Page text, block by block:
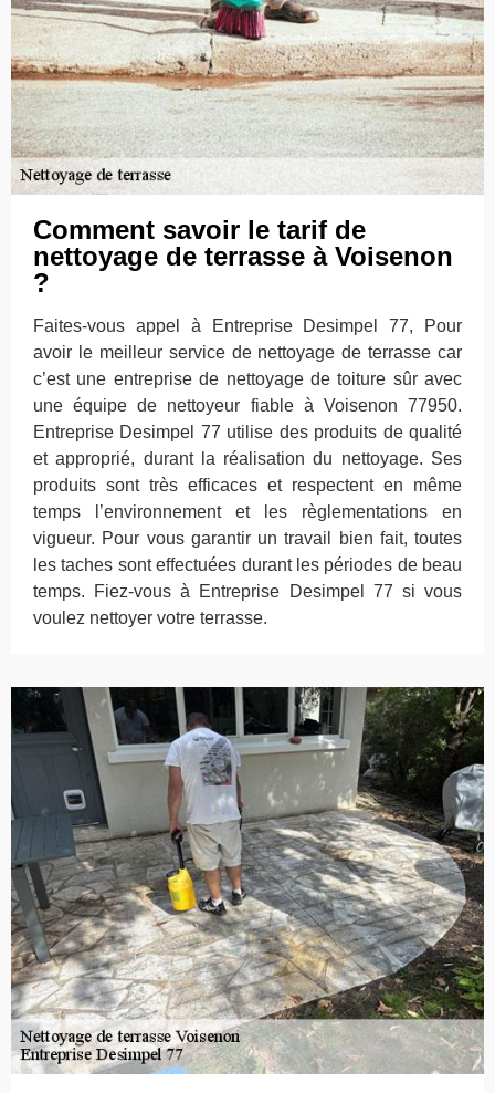
Comment savoir le tarif de
nettoyage de terrasse à Voisenon
?
Faites-vous appel à Entreprise Desimpel 77, Pour
avoir le meilleur service de nettoyage de terrasse car
c’est une entreprise de nettoyage de toiture sûr avec
une équipe de nettoyeur fiable à Voisenon 77950.
Entreprise Desimpel 77 utilise des produits de qualité
et approprié, durant la réalisation du nettoyage. Ses
produits sont très efficaces et respectent en même
temps l’environnement et les règlementations en
vigueur. Pour vous garantir un travail bien fait, toutes
les taches sont effectuées durant les périodes de beau
temps. Fiez-vous à Entreprise Desimpel 77 si vous
voulez nettoyer votre terrasse.